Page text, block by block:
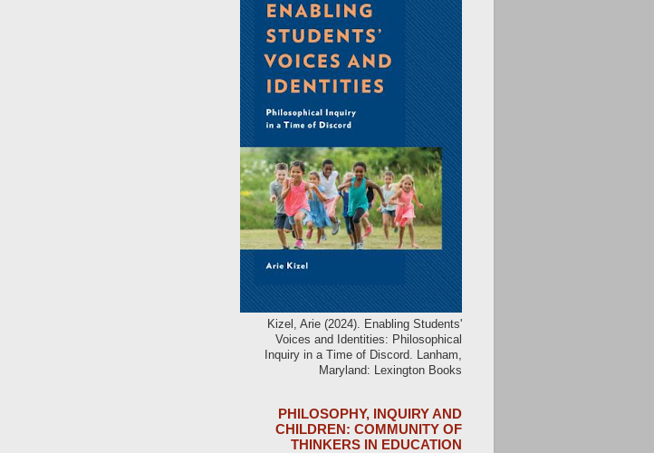
Kizel, Arie (2024). Enabling Students'
Voices and Identities: Philosophical
Inquiry in a Time of Discord. Lanham,
Maryland: Lexington Books
PHILOSOPHY, INQUIRY AND
CHILDREN: COMMUNITY OF
THINKERS IN EDUCATION